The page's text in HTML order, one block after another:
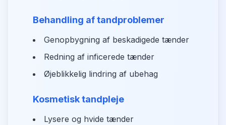
Behandling af tandproblemer
Genopbygning af beskadigede tænder
Redning af inficerede tænder
Øjeblikkelig lindring af ubehag
Kosmetisk tandpleje
Lysere og hvide tænder